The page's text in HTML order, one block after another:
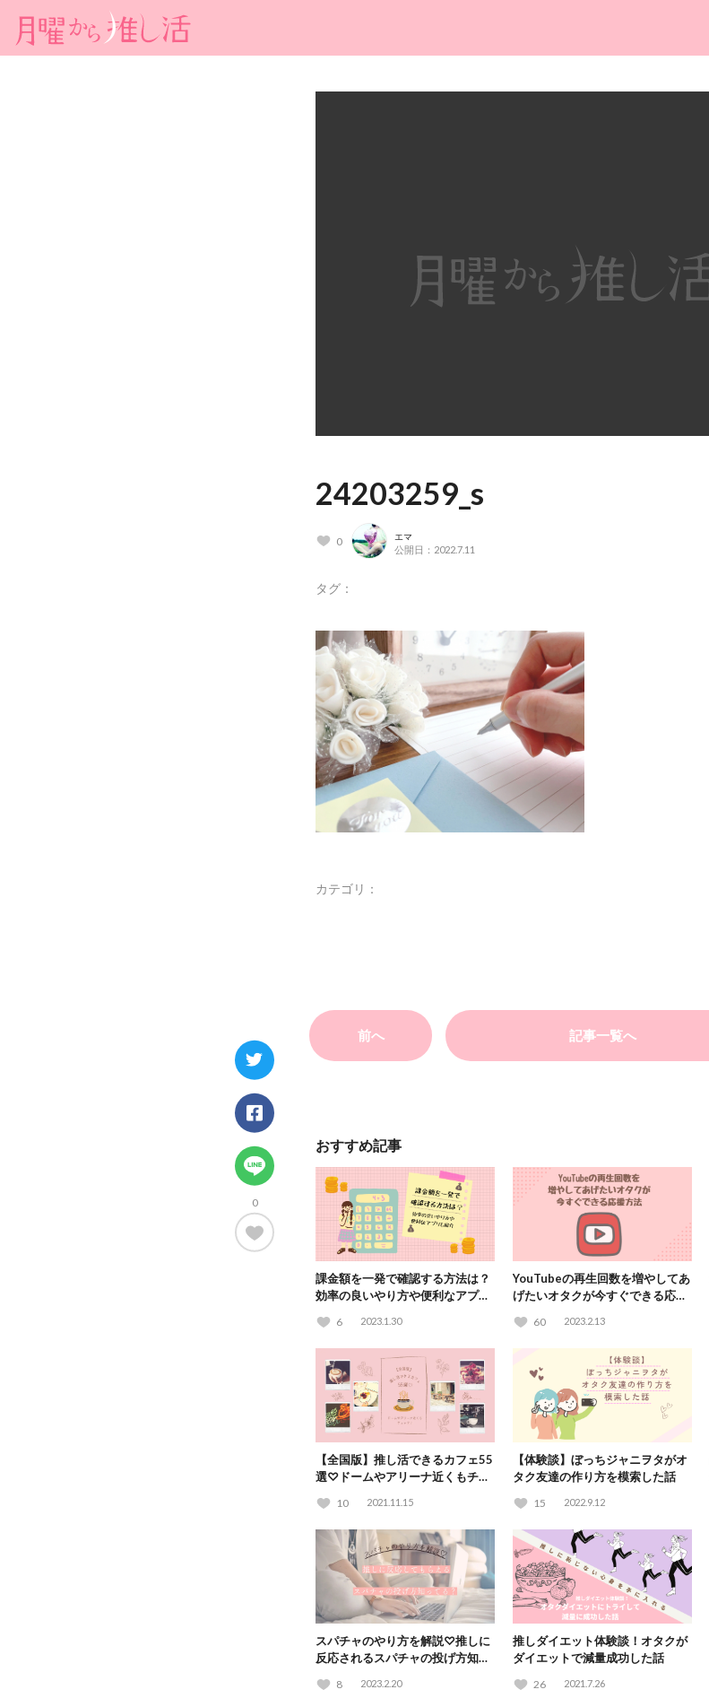
0
24203259_s
0 エマ
公開日：2022.7.11
タグ：
カテゴリ：
前へ 記事一覧へ
おすすめ記事
課金額を一発で確認する方法は？
効率の良いやり方や便利なアプリ
6 2023.1.30
YouTubeの再生回数を増やしてあ
げたいオタクが今すぐできる応援
60 2023.2.13
【全国版】推し活できるカフェ55
選♡ドームやアリーナ近くもチェ
10 2021.11.15
【体験談】ぼっちジャニヲタがオ
タク友達の作り方を模索した話
15 2022.9.12
スパチャのやり方を解説♡推しに
反応されるスパチャの投げ方知っ
8 2023.2.20
推しダイエット体験談！オタクが
ダイエットで減量成功した話
26 2021.7.26